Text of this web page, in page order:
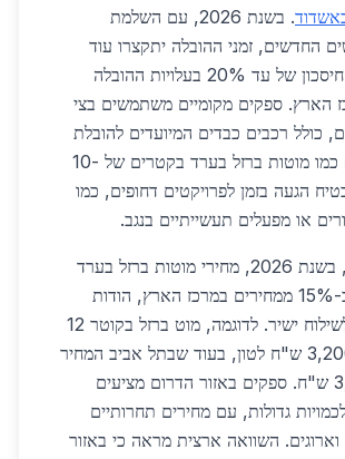
. בשנת 2026, עם השלמת
החדשים, זמני ההובלה יתקצרו עוד
יותר, ויאפשרו חיסכון של עד 20% בעלויות ההובלה
הארץ. ספקים מקומיים משתמשים בצי
כולל רכבים כבדים המיועדים להובלת
מטענים כבדים כמו מוטות ברזל בערד בקטרים של 10-
הגעה בזמן לפרויקטים דחופים, כמו
או מפעלים תעשייתיים בנגב.
בנוגע למחירים, בשנת 2026, מחירי מוטות ברזל בערד
נמוכים יותר בכ-15% ממחירים במרכז הארץ, הודות
לייצור מקומי ולשילוח ישיר. לדוגמה, מוט ברזל בקוטר 12
מ"מ עולה כ-3,200 ש"ח לטון, בעוד שבתל אביב המחיר
מטפס ל-3,700 ש"ח. ספקים באזור הדרום מציעים
גדולות, עם מחירים תחרותיים
וארוגים. השוואה ארצית מראה כי באזור